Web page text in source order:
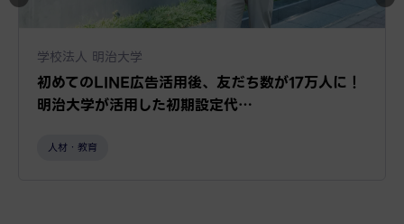
学校法人 明治大学
初めてのLINE広告活用後、友だち数が17万人に！
明治大学が活用した初期設定代…
人材・教育